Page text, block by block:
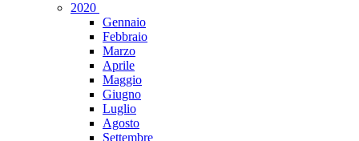
2020
Gennaio
Febbraio
Marzo
Aprile
Maggio
Giugno
Luglio
Agosto
Settembre